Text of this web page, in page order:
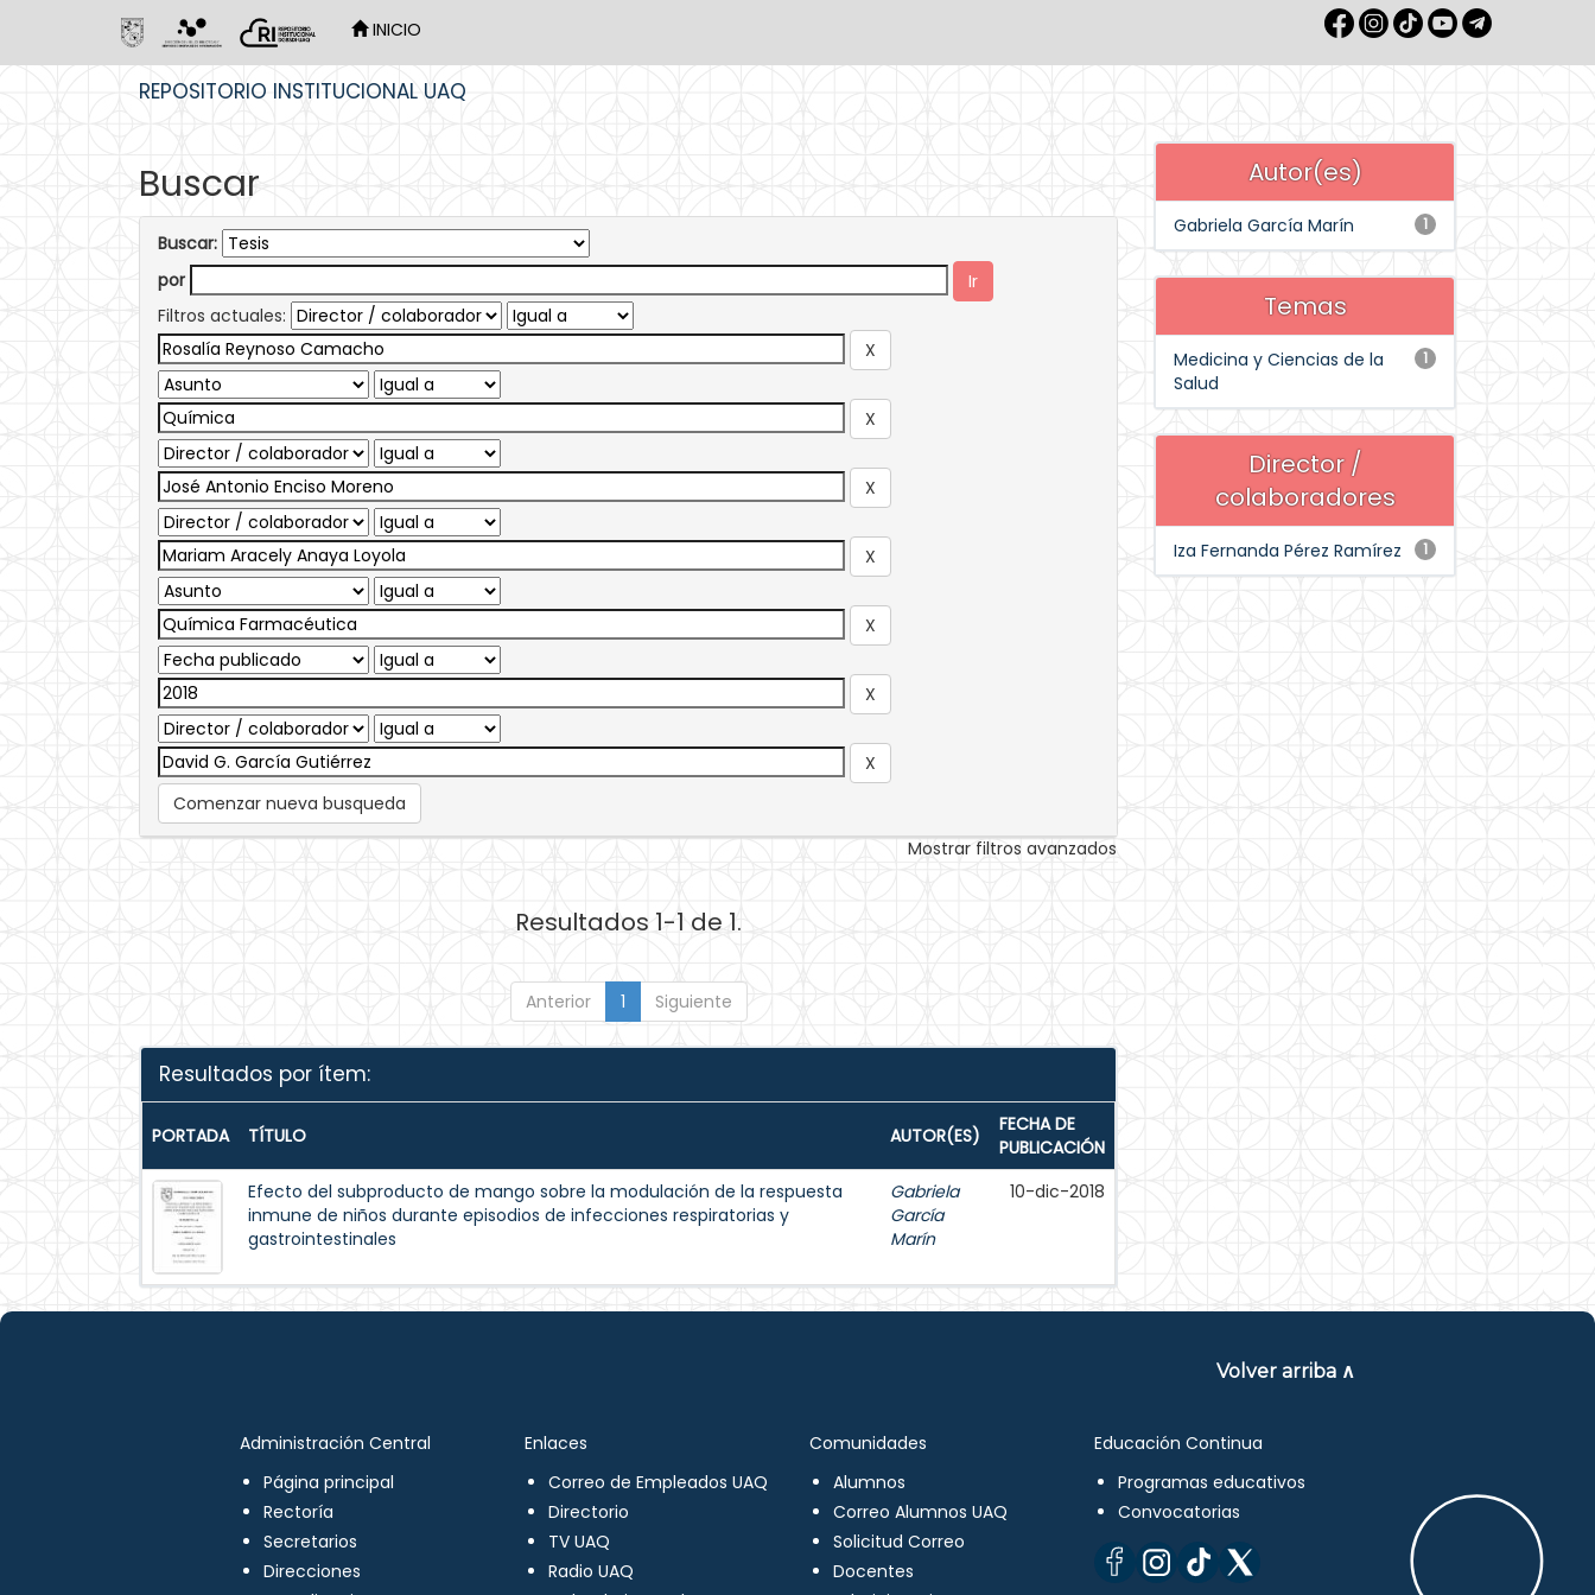
INICIO
REPOSITORIO INSTITUCIONAL UAQ
Buscar
Buscar:
por
Filtros actuales:
Comenzar nueva busqueda
Mostrar filtros avanzados
Resultados 1-1 de 1.
Anterior 1 Siguiente
Resultados por ítem:
PORTADA TÍTULO AUTOR(ES)
FECHA DE
PUBLICACIÓN
Efecto del subproducto de mango sobre la modulación de la respuesta
inmune de niños durante episodios de infecciones respiratorias y
gastrointestinales
Gabriela
García
Marín
10-dic-2018
Autor(es)
1
Gabriela García Marín
Temas
1
Medicina y Ciencias de la
Salud
Director /
colaboradores
1
Iza Fernanda Pérez Ramírez
Volver arriba ∧
Administración Central
Página principal
Rectoría
Secretarios
Direcciones
Enlaces
Correo de Empleados UAQ
Directorio
TV UAQ
Radio UAQ
Comunidades
Alumnos
Correo Alumnos UAQ
Solicitud Correo
Docentes
Educación Continua
Programas educativos
Convocatorias